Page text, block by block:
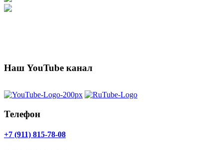
Наш YouTube канал
Телефон
+7 (911) 815-78-08